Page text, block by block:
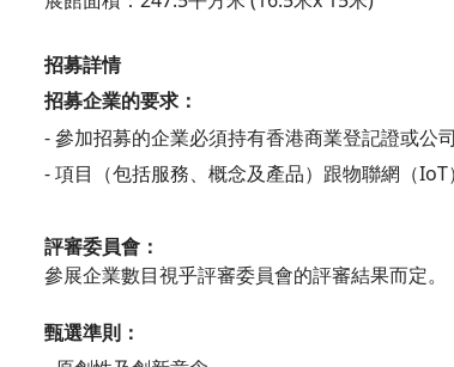
招募詳情
招募企業的要求：
- 參加招募的企業必須持有香港商業登記證或公
- 項目（包括服務、概念及產品）跟物聯網（
評審委員會：
參展企業數目視乎評審委員會的評審結果而定
甄選準則：